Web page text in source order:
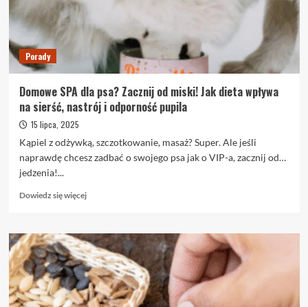
kardiologiczne
wykonywać
regularnie?
Porady
Domowe SPA dla psa? Zacznij od miski! Jak dieta wpływa
na sierść, nastrój i odporność pupila
15 lipca, 2025
Kąpiel z odżywką, szczotkowanie, masaż? Super. Ale jeśli
naprawdę chcesz zadbać o swojego psa jak o VIP-a, zacznij od…
jedzenia!...
Dowiedz się więcejDowiedz
o
Domowe
SPA
dla
psa?
Zacznij